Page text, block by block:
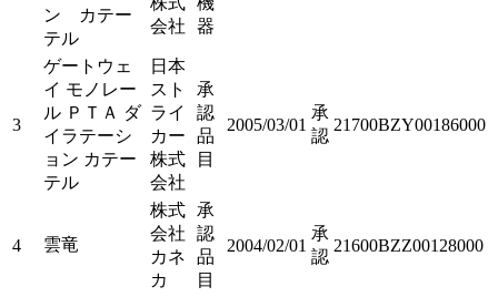
ン カテー
テル
会社
器
3
ゲートウェ
イ モノレー
ル ＰＴＡ ダ
イラテーシ
ョン カテー
テル
日本
スト
ライ
カー
株式
会社
承
認
品
目
2005/03/01
承
認
21700BZY00186000
4 雲竜
株式
会社
カネ
カ
承
認
品
目
2004/02/01
承
認
21600BZZ00128000